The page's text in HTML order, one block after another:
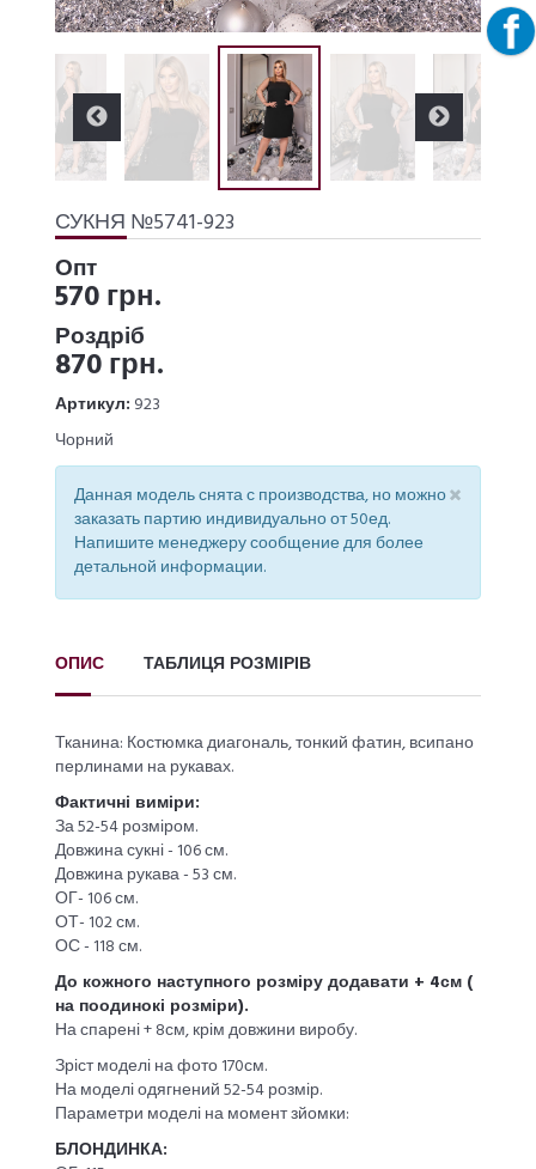
СУКНЯ №5741-923
Опт
570 грн.
Роздріб
870 грн.
Артикул: 923
Чорний
×
Данная модель снята с производства, но можно
заказать партию индивидуально от 50ед.
Напишите менеджеру сообщение для более
детальной информации.
ОПИС ТАБЛИЦЯ РОЗМІРІВ
Тканина: Костюмка диагональ, тонкий фатин, всипано
перлинами на рукавах.
Фактичні виміри:
За 52-54 розміром.
Довжина сукні - 106 см.
Довжина рукава - 53 см.
ОГ- 106 см.
ОТ- 102 см.
ОС - 118 см.
До кожного наступного розміру додавати + 4см (
на поодинокі розміри).
На спарені + 8см, крім довжини виробу.
Зріст моделі на фото 170см.
На моделі одягнений 52-54 розмір.
Параметри моделі на момент зйомки:
БЛОНДИНКА: